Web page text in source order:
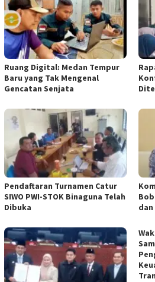
Ruang Digital: Medan Tempur
Baru yang Tak Mengenal
Gencatan Senjata
Pendaftaran Turnamen Catur
SIWO PWI-STOK Binaguna Telah
Dibuka
dan